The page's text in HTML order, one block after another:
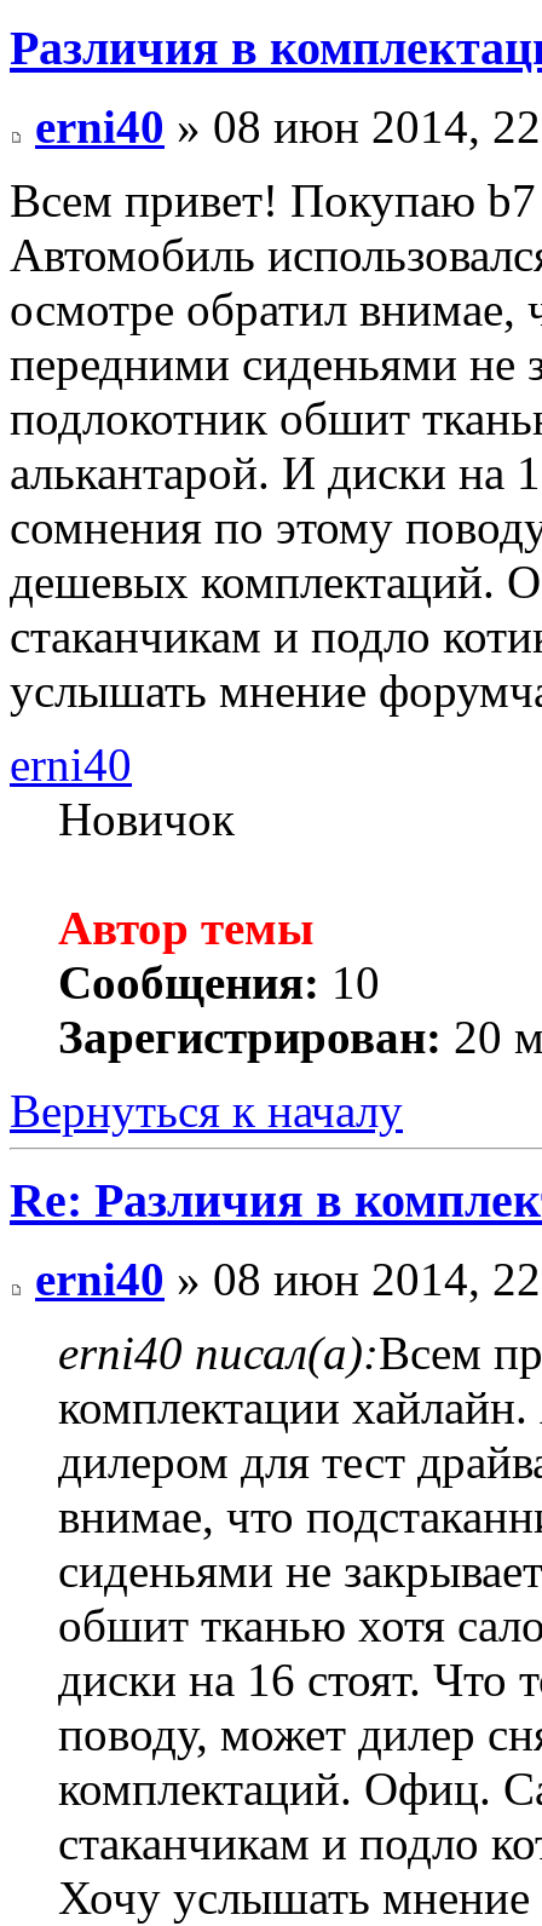
Различия в
erni40 » 08 июн 2014,
Всем привет! Покупаю b7
Автомобиль
осмотре обратил внимае,
передними сиденьями не
подлокотник обшит
алькантарой. И диски на
сомнения по этому
дешевых комплектаций.
стаканчикам и подло
услышать мнение
erni40
Новичок
Автор темы
Сообщения: 10
Зарегистрирован: 20
Вернуться к началу
Re: Различия в
erni40 » 08 июн 2014,
erni40 писал(а):Всем
комплектации
дилером для тест
внимае, что
сиденьями не
обшит тканью хотя
диски на 16 стоят. Что
поводу, может дилер
комплектаций. Офиц.
стаканчикам и подло
Хочу услышать